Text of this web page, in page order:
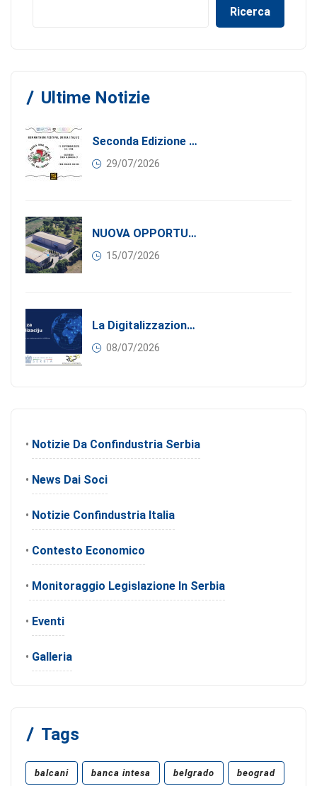
Ricerca
Ultime Notizie
Seconda Edizione Di MANGIA. DONA. AMA: Quando La Gastronomia Incontra La Solidarietà, 11 Settembre 2026
29/07/2026
NUOVA OPPORTUNITÀ DI BUSINESS PER I SOCI DI CONFINDUSTRIA SERBIA: Affitasi Un Moderno Capannone Industriale A Pančevo – 1.200 M² Nella Zona Industriale
15/07/2026
La Digitalizzazione Come Motore Dell’internazionalizzazione
08/07/2026
• Notizie Da Confindustria Serbia
• News Dai Soci
• Notizie Confindustria Italia
• Contesto Economico
• Monitoraggio Legislazione In Serbia
• Eventi
• Galleria
Tags
balcani banca intesa belgrado beograd